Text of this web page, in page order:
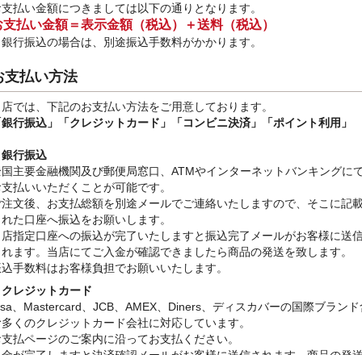
払い金額につきましては以下の通りとなります。
支払い金額＝表示金額（税込）＋送料（税込）
行振込の場合は、別途振込手数料がかかります。
支払い方法
では、下記のお支払い方法をご用意しております。
行振込」
「クレジットカード」「コンビニ決済」「ポイント利用」
行振込
主要金融機関及び郵便局窓口、ATMやインターネットバンキングに
払いいただくことが可能です。
文後、お支払総額を別途メールでご連絡いたしますので、そこに記
た口座へ振込をお願いします。
指定口座への振込が完了いたしますと振込完了メールがお客様に送
ます。当店にてご入金が確認できましたら商品の発送を致します。
手数料はお客様負担でお願いいたします。
レジットカード
、Mastercard、JCB、AMEX、Diners、ディスカバーの国際ブランド
くのクレジットカード会社に対応しています。
払ページのご案内に沿ってお支払ください。